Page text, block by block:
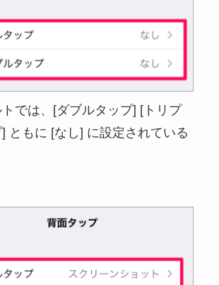
では、[ダブルタップ] [トリプ
ともに [なし] に設定されている